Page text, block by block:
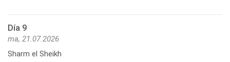
Día 9
ma, 21.07.2026
Sharm el Sheikh